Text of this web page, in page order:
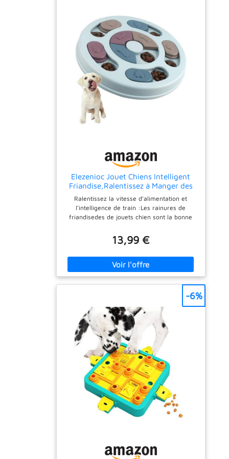
trous pour ralentir l'alimentation de votre
animal, prévenant ou supprimant les
symptômes de surpoids et d'indigestion
causés par une alimentation trop rapide
Matériel sûr: le jeu intelligence chien est
fabriqué dans un matériau alimentaire sûr,
avec une base antidérapante et des vis pour
empêcher le récipient de tomber, et des
trous de fuite d'eau pour le rendre lavable à
l'eau et à la machine Joli cadeau: ce jeu
chien intelligence est livré dans une belle
boîte d'emballage, parfaite pour les cadeaux
de vacances ou d'anniversaire. si vous n'êtes
Elezenioc Jouet Chiens Intelligent
Friandise,Ralentissez à Manger des
Jouets de Chien,Puzzle Intelligence
Anti-dérapant Jouets pour
Chien,Chiot et Chat
Ralentissez la vitesse d’alimentation et
l’intelligence de train :Les rainures de
friandisedes de jouets chien sont la bonne
d’alimentation du chien,et à protéger la santé
gastro-intestinale.Les jouets pour chiens de
leur intelligence pour déplacer des pièces
mobiles,pour obtenir de la nourriture. Ce
l’intelligence de l’animal et le rend actif plutôt
que paresseux. Matériau sûr et durable: Le
jouet de puzzle pour chien est fait de
matériau ABS de haute qualité, résistant aux
morsures et sûr. La surface est lisse et facile
à nettoyer. Conception intelligente: Le jouet
d'intelligence de chiot a 14 rainures de
friandises et 8 pièces mobiles. Les animaux
domestiques peuvent manger pendant qu'ils
jouent, entraîner les chiens à bien manger et
améliorer leur intelligence Conception
antidérapante inférieure : Utilisez un tampon
antidérapant stable et surélevé au fond,c'est
pour agrandir la surface et augmenter la
résistance pendant le glissement. Fixez la
chien puzzle réduit l’ennui chien, encourage
les animaux de compagnie à passer plus de
13,99 €
-6%